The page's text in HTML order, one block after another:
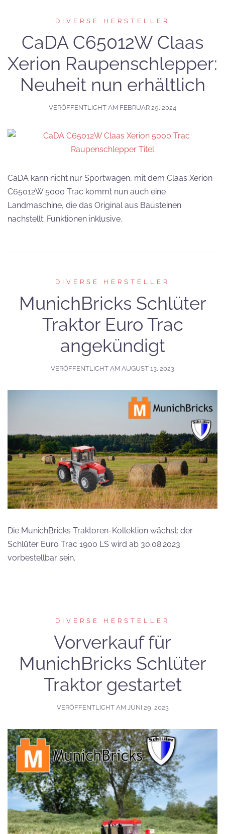
DIVERSE HERSTELLER
CaDA C65012W Claas
Xerion Raupenschlepper:
Neuheit nun erhältlich
VERÖFFENTLICHT AM FEBRUAR 29, 2024
CaDA kann nicht nur Sportwagen, mit dem Claas Xerion
C65012W 5000 Trac kommt nun auch eine
Landmaschine, die das Original aus Bausteinen
nachstellt; Funktionen inklusive.
DIVERSE HERSTELLER
MunichBricks Schlüter
Traktor Euro Trac
angekündigt
VERÖFFENTLICHT AM AUGUST 13, 2023
Die MunichBricks Traktoren-Kollektion wächst: der
Schlüter Euro Trac 1900 LS wird ab 30.08.2023
vorbestellbar sein.
DIVERSE HERSTELLER
Vorverkauf für
MunichBricks Schlüter
Traktor gestartet
VERÖFFENTLICHT AM JUNI 29, 2023